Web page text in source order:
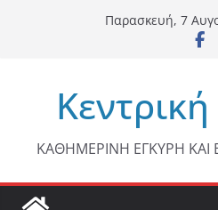
Παρασκευή, 7
ΚΑΘΗΜΕΡΙΝΗ ΕΓΚΥΡΗ